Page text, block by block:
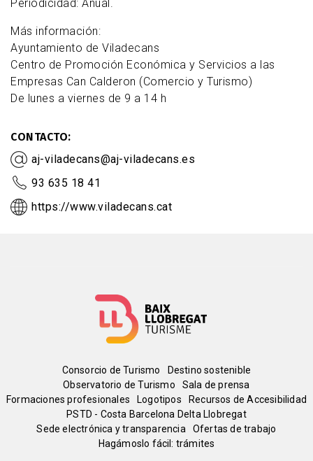
Periodicidad: Anual.
Más información:
Ayuntamiento de Viladecans
Centro de Promoción Económica y Servicios a las
Empresas Can Calderon (Comercio y Turismo)
De lunes a viernes de 9 a 14 h
CONTACTO
aj-viladecans@aj-viladecans.es
93 635 18 41
https://www.viladecans.cat
Menú
del
pie
Consorcio de Turismo
Destino sostenible
Observatorio de Turismo
Sala de prensa
Formaciones profesionales
Logotipos
Recursos de Accesibilidad
PSTD - Costa Barcelona Delta Llobregat
Sede electrónica y transparencia
Ofertas de trabajo
Hagámoslo fácil: trámites